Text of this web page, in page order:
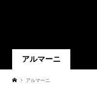
アルマーニ
アルマーニ